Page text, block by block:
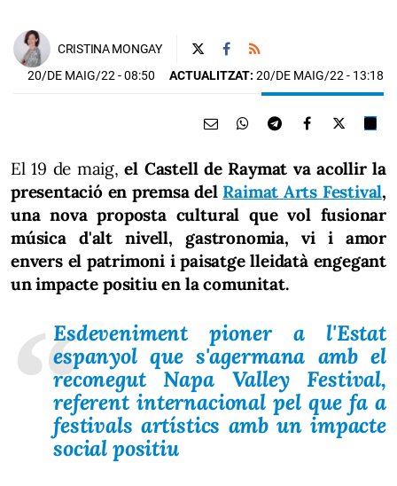
CRISTINA MONGAY
20/DE MAIG/22 - 08:50 ACTUALITZAT: 20/DE MAIG/22 - 13:18
El 19 de maig,el Castell de Raymat va acollir la
presentació en premsa del Raimat Arts Festival,
una nova proposta cultural que vol fusionar
música d'alt nivell, gastronomia, vi i amor
envers el patrimoni i paisatge lleidatà engegant
un impacte positiu en la comunitat.
Esdeveniment pioner a l'Estat
espanyol que s'agermana amb el
reconegut Napa Valley Festival,
referent internacional pel que fa a
festivals artístics amb un impacte
social positiu